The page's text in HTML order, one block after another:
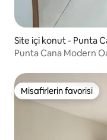
Site içi konut - Punta
Punta Cana Modern
Misafirlerin favorisi
Misafirlerin favorisi